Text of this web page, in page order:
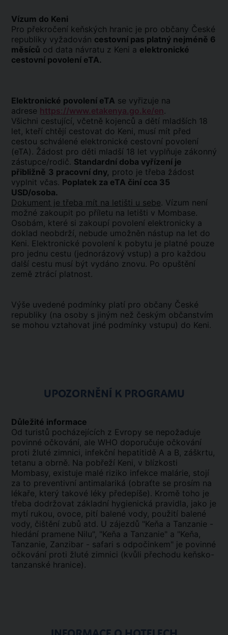
Vízum do Keni
Pro překročení keňských hranic je pro občany České
republiky vyžadován cestovní pas platný nejméně 6
měsíců od data návratu z Keni a elektronické
cestovní povolení eTA.
Elektronické povolení eTA se vyřizuje na
adrese https://www.etakenya.go.ke/en .
Všichni cestující, včetně kojenců a dětí mladších 18
let, kteří chtějí cestovat do Keni, musí mít před
cestou schválené elektronické cestovní povolení
(eTA). Žádost pro děti mladší 18 let vyplňuje zákonný
zástupce/rodič. Standardní doba vyřízení je
přibližně 3 pracovní dny, proto je třeba žádost
vyplnit včas. Poplatek za eTA činí cca 35
USD/osoba.
Dokument je třeba mít na letišti u sebe. Vízum není
možné zakoupit po příletu na letišti v Mombase.
Osobám, které si zakoupí povolení elektronicky a
doklad neobdrží, nebude umožněn nástup na let do
Keni. Elektronické povolení k pobytu je platné pouze
pro jednu cestu (jednorázový vstup) a pro každou
další cestu musí být vydáno znovu. Po opuštění
země ztrácí platnost.
Výše uvedené podmínky platí pro občany České
republiky (na osoby s jiným než českým občanstvím
se mohou vztahovat jiné podmínky vstupu) do Keni.
UPOZORNĚNÍ K PROGRAMU
Důležité informace
Od turistů pocházejících z Evropy se nepožaduje
povinné očkování, ale WHO doporučuje očkování
proti žluté zimnici, infekční hepatitidě A a B, záškrtu,
tetanu a obrně. Na pobřeží Keni, v blízkosti
Mombasy, existuje malé riziko infekce malárie, stojí
za to preventivní antimalariká (obraťte se prosím na
lékaře, který takové léky předepíše). Kromě toho je
třeba dodržovat základní hygienická pravidla, jako je
mytí rukou, ovoce, pití balené vody, použití balené
vody, čištění zubů atd. U zájezdů "Keňa a Tanzanie -
hledání pramene Nilu", "Keňa a Tanzanie" a "Keňa,
Tanzanie, Zanzibar - safari s odpočinkem" je povinné
očkování proti žluté zimnici (kvůli přechodu keňsko-
tanzanské hranice).